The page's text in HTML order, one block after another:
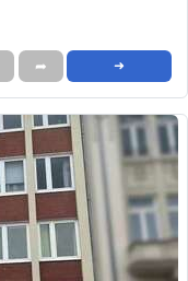
➦ ➜